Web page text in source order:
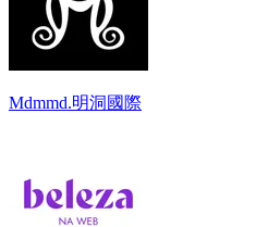
Mdmmd.明洞國際